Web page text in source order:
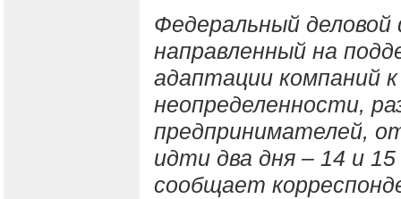
Федеральный
направленный на
адаптации компаний
неопределенности,
предпринимателей,
идти два дня – 14 и
сообщает